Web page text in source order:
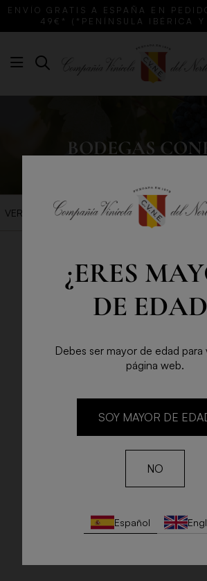
¿ERES
DE
Debes ser mayor de edad para
página web.
SOY MAYOR DE
NO
Español
ENVÍO GRATIS A ESPAÑA EN
49€* (*PENÍNSULA IBÉRICA Y
BODEGAS
VER FILTROS